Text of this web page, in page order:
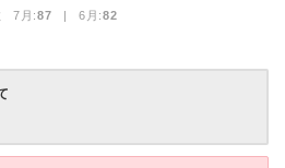
7月:87 | 6月:82